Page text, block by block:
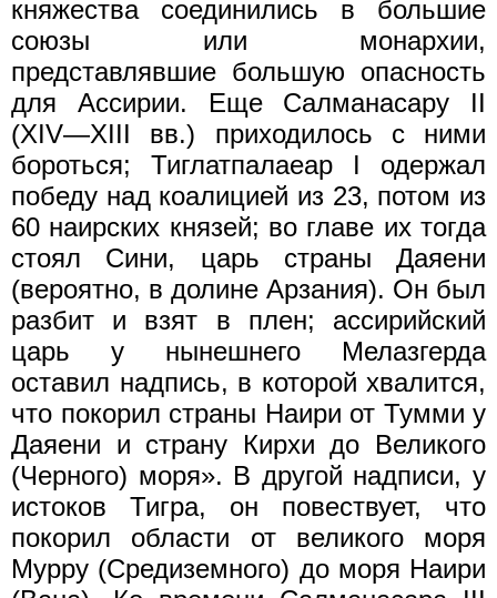
княжества соединились в большие
союзы или монархии,
представлявшие большую опасность
для Ассирии. Еще Салманасару II
(XIV—XIII вв.) приходилось с ними
бороться; Тиглатпалаеар I одержал
победу над коалицией из 23, потом из
60 наирских князей; во главе их тогда
стоял Сини, царь страны Даяени
(вероятно, в долине Арзания). Он был
разбит и взят в плен; ассирийский
царь у нынешнего Мелазгерда
оставил надпись, в которой хвалится,
что покорил страны Наири от Тумми у
Даяени и страну Кирхи до Великого
(Черного) моря». В другой надписи, у
истоков Тигра, он повествует, что
покорил области от великого моря
Мурру (Средиземного) до моря Наири